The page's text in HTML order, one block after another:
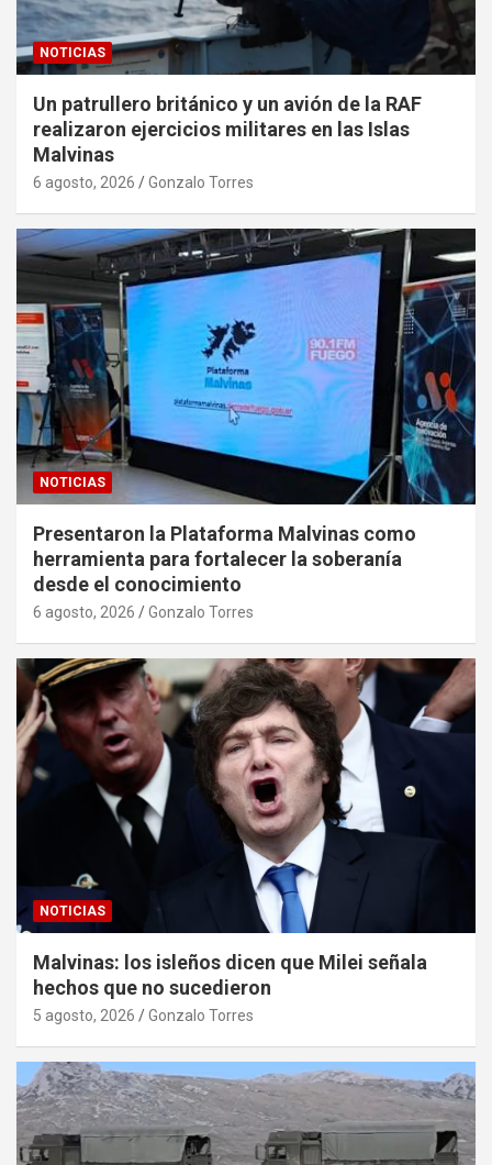
NOTICIAS
Un patrullero británico y un avión de la RAF
realizaron ejercicios militares en las Islas
Malvinas
6 agosto, 2026 Gonzalo Torres
NOTICIAS
Presentaron la Plataforma Malvinas como
herramienta para fortalecer la soberanía
desde el conocimiento
6 agosto, 2026 Gonzalo Torres
NOTICIAS
Malvinas: los isleños dicen que Milei señala
hechos que no sucedieron
5 agosto, 2026 Gonzalo Torres